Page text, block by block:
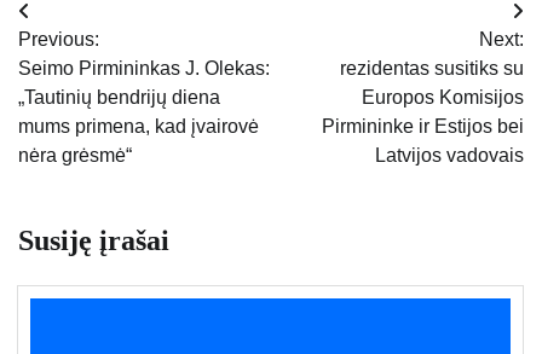
Navigacija
tarp
įrašų
Previous:
Seimo Pirmininkas J. Olekas:
„Tautinių bendrijų diena
mums primena, kad įvairovė
nėra grėsmė“
Next:
rezidentas susitiks su
Europos Komisijos
Pirmininke ir Estijos bei
Latvijos vadovais
Susiję įrašai